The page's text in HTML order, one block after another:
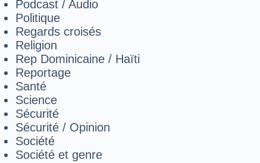
Podcast / Audio
Politique
Regards croisés
Religion
Rep Dominicaine / Haïti
Reportage
Santé
Science
Sécurité
Sécurité / Opinion
Société
Société et genre